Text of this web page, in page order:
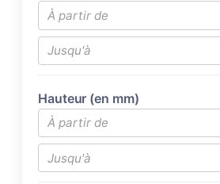
Hauteur (en mm)